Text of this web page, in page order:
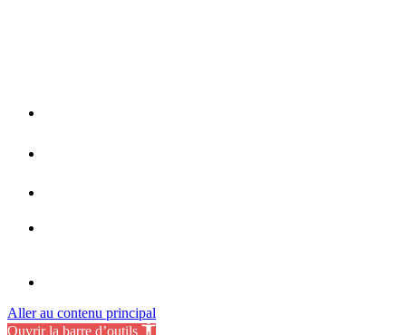
Aller au contenu principal
Ouvrir la barre d’outils